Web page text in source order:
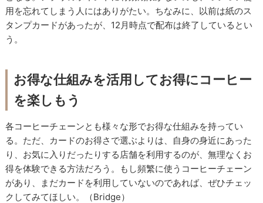
用を忘れてしまう人にはありがたい。ちなみに、以前は紙のス
タンプカードがあったが、12月時点で配布は終了しているとい
う。
お得な仕組みを活用してお得にコーヒー
を楽しもう
各コーヒーチェーンとも様々な形でお得な仕組みを持ってい
る。ただ、カードのお得さで選ぶよりは、自身の身近にあった
り、お気に入りだったりする店舗を利用するのが、無理なくお
得を体験できる方法だろう。もし頻繁に使うコーヒーチェーン
があり、まだカードを利用していないのであれば、ぜひチェッ
クしてみてほしい。（Bridge）